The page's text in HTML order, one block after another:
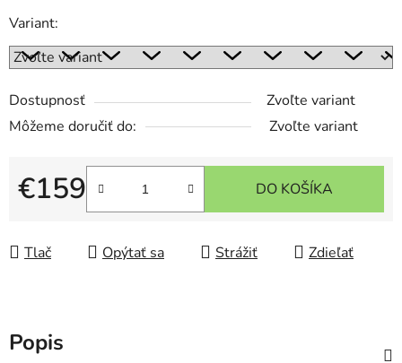
Variant:
Dostupnosť
Zvoľte variant
Môžeme doručiť do:
Zvoľte variant
€159
Jednotková cena:
DO KOŠÍKA
Tlač Opýtať sa Strážiť Zdieľať
Popis